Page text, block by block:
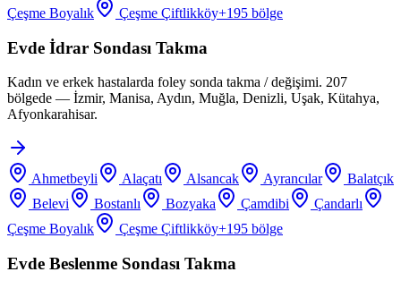
Çeşme Boyalık
Çeşme Çiftlikköy+195 bölge
Evde İdrar Sondası Takma
Kadın ve erkek hastalarda foley sonda takma / değişimi. 207
bölgede — İzmir, Manisa, Aydın, Muğla, Denizli, Uşak, Kütahya,
Afyonkarahisar.
Ahmetbeyli Alaçatı Alsancak Ayrancılar
Balatçık
Belevi
Bostanlı Bozyaka Çamdibi
Çandarlı
Çeşme Boyalık
Çeşme Çiftlikköy+195 bölge
Evde Beslenme Sondası Takma